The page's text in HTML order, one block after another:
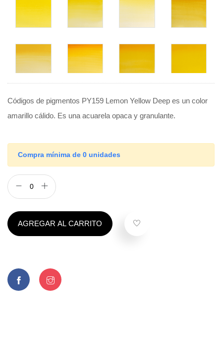
Códigos de pigmentos PY159 Lemon Yellow Deep es un color
amarillo cálido. Es una acuarela opaca y granulante.
Compra mínima de 0 unidades
AGREGAR AL CARRITO